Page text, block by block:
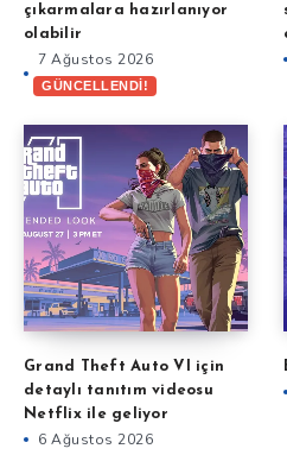
çıkarmalara hazırlanıyor
olabilir
7 Ağustos 2026
GÜNCELLENDİ!
Grand Theft Auto VI için
detaylı tanıtım videosu
Netflix ile geliyor
6 Ağustos 2026